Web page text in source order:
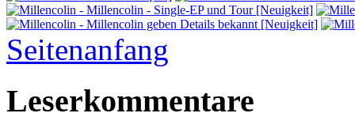
Seitenanfang
Leserkommentare